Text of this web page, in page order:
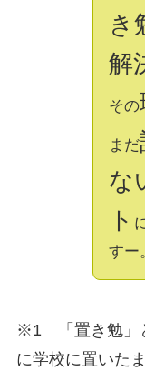
き
解
その
まだ
な
ト
すー
※1 「置き勉」
に学校に置いた